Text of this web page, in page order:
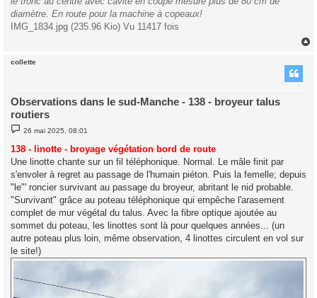
diamètre. En route pour la machine à copeaux!
IMG_1834.jpg (235.96 Kio) Vu 11417 fois
collette
Observations dans le sud-Manche - 138 - broyeur talus
routiers
M
e
s
s
a
e
26 mai 2025, 08:01
138 - linotte - broyage végétation bord de route
Une linotte chante sur un fil téléphonique. Normal. Le mâle finit par
s'envoler à regret au passage de l'humain piéton. Puis la femelle; depuis
"le"' roncier survivant au passage du broyeur, abritant le nid probable.
"Survivant" grâce au poteau téléphonique qui empêche l'arasement
complet de mur végétal du talus. Avec la fibre optique ajoutée au
sommet du poteau, les linottes sont là pour quelques années... (un
autre poteau plus loin, même observation, 4 linottes circulent en vol sur
le site!)